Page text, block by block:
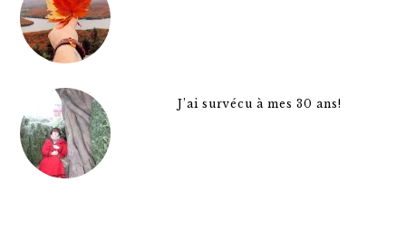
J’ai survécu à mes 30 ans!